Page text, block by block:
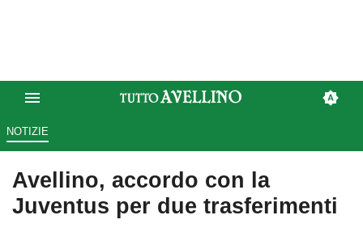
NOTIZIE
Avellino, accordo con la
Juventus per due trasferimenti